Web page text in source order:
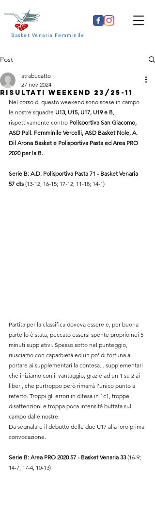
Basket Venaria Femminile
Post
Risultati Weekend 23/25-11
atrabucatto
27 nov 2024
Nel corso di questo weekend sono scese in campo
le nostre squadre U13, U15, U17, U19 e B,
rispettivamente contro Polisportiva San Giacomo,
ASD Pall. Femminile Vercelli, ASD Basket Nole, A.
Dil Arona Basket e Polisportiva Pasta ed Area PRO
2020 per la B.
Serie B: A.D. Polisportiva Pasta 71 - Basket Venaria
57 dts (13-12; 16-15; 17-12; 11-18; 14-1)
Partita per la classifica doveva essere e, per buona
parte lo è stata, peccato essersi spente proprio nei 5
minuti suppletivi. Spesso sotto nel punteggio,
riusciamo con caparbietà ed un po' di fortuna a
portare ai supplementari la contesa... supplementari
che iniziamo con il vantaggio, grazie ad un 1 su 2 ai
liberi, che purtroppo però rimarrà l'unico punto a
referto. Troppi gli errori in difesa in 1c1, troppe
disattenzioni e troppa poca intensità buttata sul
campo dalle nostre.
Da segnalare il debutto delle due U17 alla loro prima
convocazione
Serie B: Area PRO 2020 57 - Basket Venaria 33 (16-9;
14-7; 17-4; 10-13)